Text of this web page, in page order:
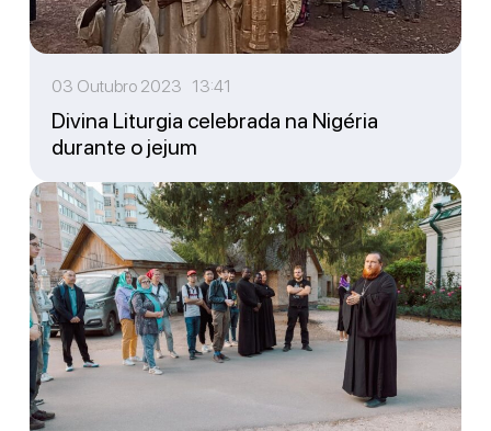
03 Outubro 2023 13:41
Divina Liturgia celebrada na Nigéria
durante o jejum